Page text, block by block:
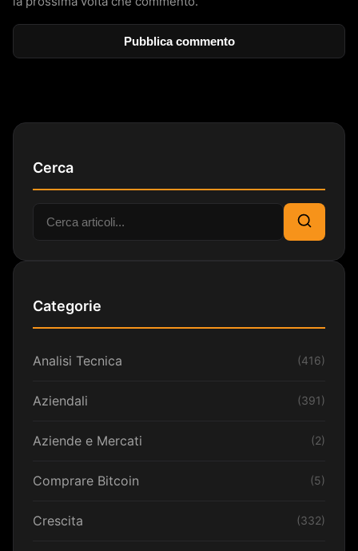
Cerca
Cerca:
Cerca
Categorie
Analisi Tecnica (416)
Aziendali (391)
Aziende e Mercati (2)
Comprare Bitcoin (5)
Crescita (332)